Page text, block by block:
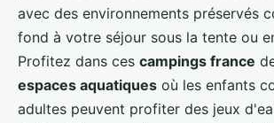
avec des environnements préservés
fond à votre séjour sous la tente ou
Profitez dans ces campings france
espaces aquatiques où les enfants
adultes peuvent profiter des jeux